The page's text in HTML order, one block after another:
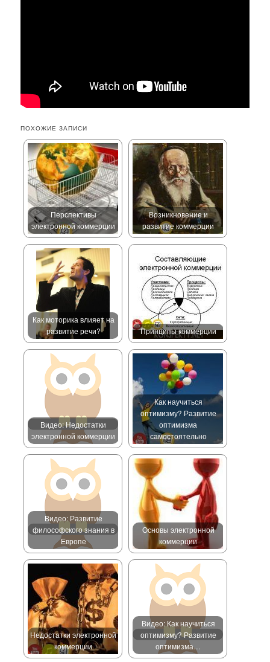
ПОХОЖИЕ ЗАПИСИ
Перспективы
электронной коммерции
Возникновение и
развитие коммерции
Как моторика влияет на
развитие речи?
Принципы коммерции
Видео: Недостатки
электронной коммерции
Как научиться
оптимизму? Развитие
оптимизма
самостоятельно
Видео: Развитие
философского знания в
Европе
Основы электронной
коммерции
Недостатки электронной
коммерции
Видео: Как научиться
оптимизму? Развитие
оптимизма…